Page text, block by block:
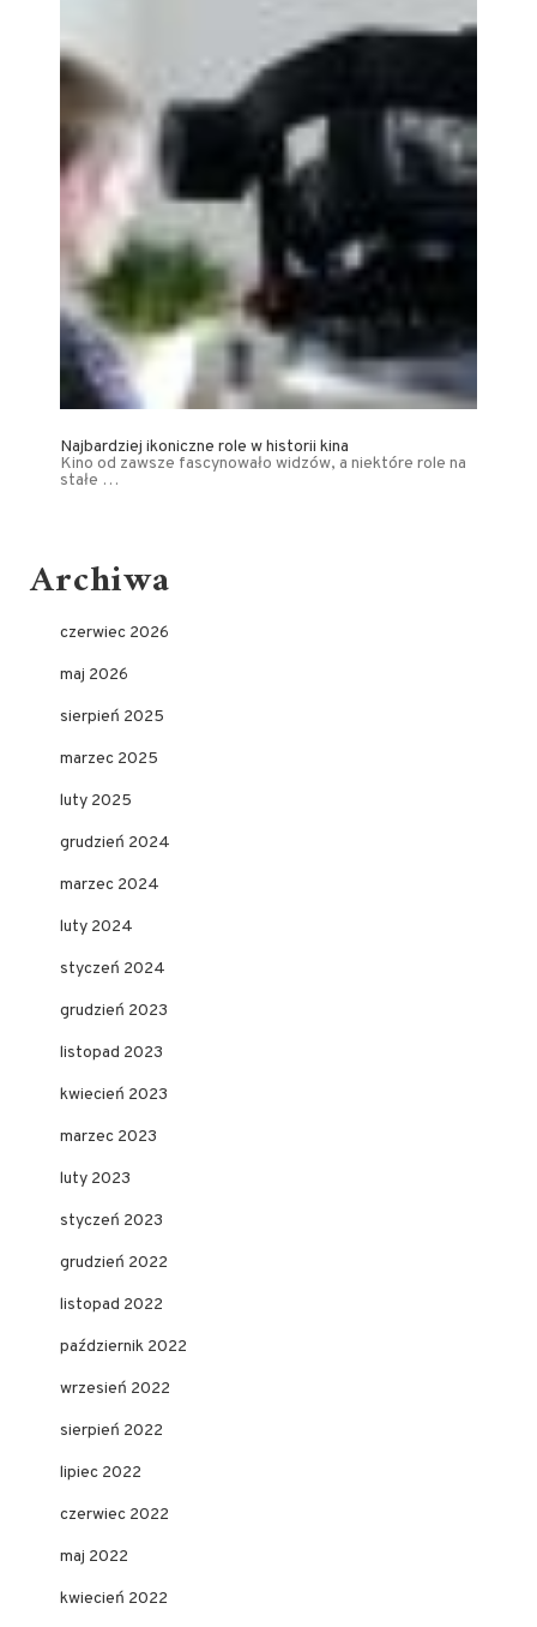
Najbardziej ikoniczne role w historii kina
Kino od zawsze fascynowało widzów, a niektóre role na
stałe …
Archiwa
czerwiec 2026
maj 2026
sierpień 2025
marzec 2025
luty 2025
grudzień 2024
marzec 2024
luty 2024
styczeń 2024
grudzień 2023
listopad 2023
kwiecień 2023
marzec 2023
luty 2023
styczeń 2023
grudzień 2022
listopad 2022
październik 2022
wrzesień 2022
sierpień 2022
lipiec 2022
czerwiec 2022
maj 2022
kwiecień 2022